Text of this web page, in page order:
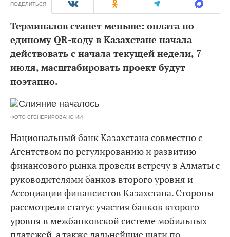
ПОДЕЛИТЬСЯ
Терминалов станет меньше: оплата по
единому QR-коду в Казахстане начала
действовать с начала текущей недели, 7
июля, масштабировать проект будут
поэтапно.
ФОТО СГЕНЕРИРОВАНО ИИ
Национальный банк Казахстана совместно с
Агентством по регулированию и развитию
финансового рынка провели встречу в Алматы с
руководителями банков второго уровня и
Ассоциации финансистов Казахстана. Стороны
рассмотрели статус участия банков второго
уровня в межбанковской системе мобильных
платежей, а также дальнейшие шаги по